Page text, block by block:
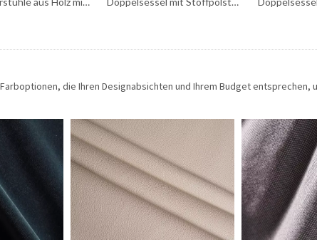
die Ihren Designabsichten und Ihrem Budget